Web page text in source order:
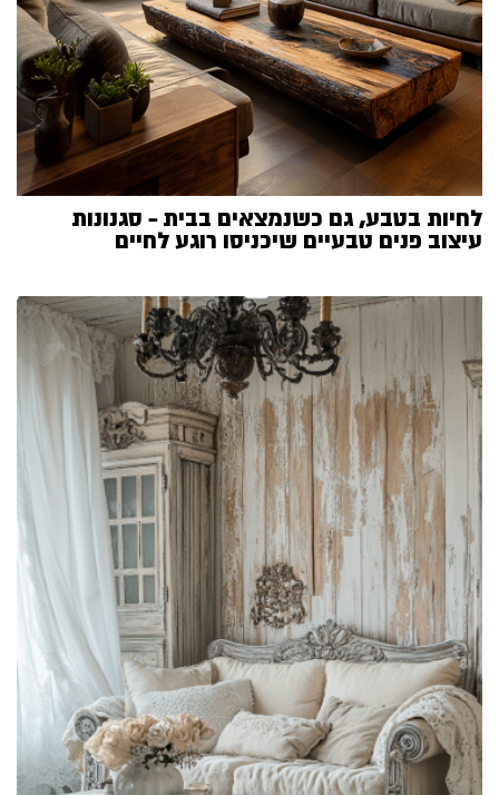
לחיות בטבע, גם כשנמצאים בבית – סגנונות
עיצוב פנים טבעיים שיכניסו רוגע לחיים